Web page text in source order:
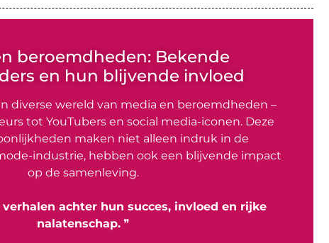
beroemdheden: Bekende
en hun blijvende invloed
diverse wereld van media en beroemdheden –
tot YouTubers en social media-iconen. Deze
maken niet alleen indruk in de
industrie, hebben ook een blijvende impact
op de samenleving.
achter hun succes, invloed en rijke
nalatenschap.❞